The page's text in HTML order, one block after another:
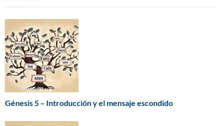
Génesis 5 – Introducción y el mensaje escondido